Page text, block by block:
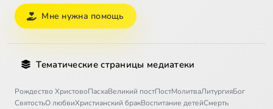
Мне нужна помощь
Тематические страницы медиатеки
Рождество ХристовоПасхаВеликий постПостМолитваЛитургияБог
СвятостьО любвиХристианский бракВоспитание детейСмерть